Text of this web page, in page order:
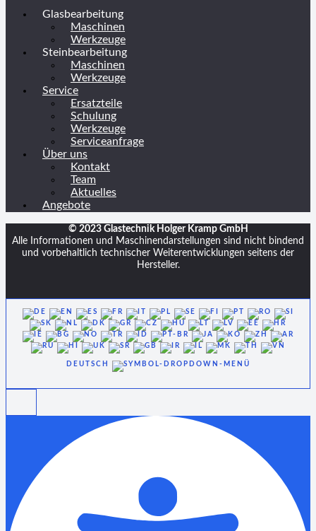
Glasbearbeitung
Maschinen
Werkzeuge
Steinbearbeitung
Maschinen
Werkzeuge
Service
Ersatzteile
Schulung
Werkzeuge
Serviceanfrage
Über uns
Kontakt
Team
Aktuelles
Angebote
© 2023 Glastechnik Holger Kramp GmbH
Alle Informationen und Maschinendarstellungen sind nicht bindend
und vorbehaltlich technischer Weiterentwicklungen seitens der
Hersteller.
DEUTSCH